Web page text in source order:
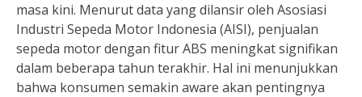
masa kini. Menurut data yang dilansir oleh Asosiasi
Industri Sepeda Motor Indonesia (AISI), penjualan
sepeda motor dengan fitur ABS meningkat signifikan
dalam beberapa tahun terakhir. Hal ini menunjukkan
bahwa konsumen semakin aware akan pentingnya